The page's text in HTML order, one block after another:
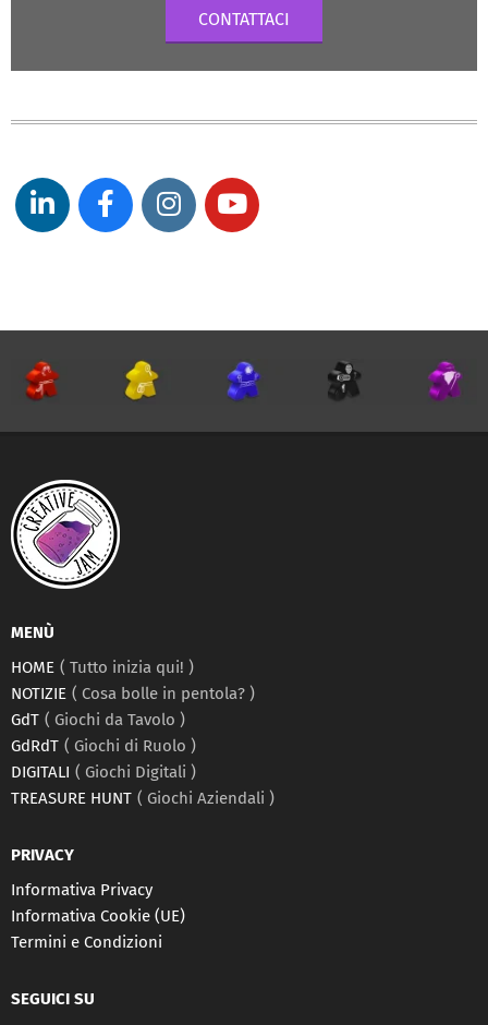
CONTATTACI
MENÙ
HOME
Tutto inizia qui!
NOTIZIE
Cosa bolle in pentola?
GdT
Giochi da Tavolo
GdRdT
Giochi di Ruolo
DIGITALI
Giochi Digitali
TREASURE HUNT
Giochi Aziendali
PRIVACY
Informativa Privacy
Informativa Cookie (UE)
Termini e Condizioni
SEGUICI SU